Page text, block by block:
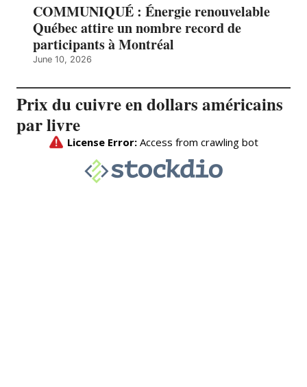
COMMUNIQUÉ : Énergie renouvelable
Québec attire un nombre record de
participants à Montréal
June 10, 2026
Prix du cuivre en dollars américains
par livre